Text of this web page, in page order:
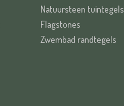
Natuursteen tuintegels
Flagstones
Zwembad randtegels